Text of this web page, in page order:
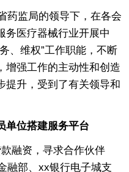
监局的领导下，在各会
务医疗器械行业开展中
、维权”工作职能，不断
增强工作的主动性和创造
提升，受到了有关领导和
位搭建服务平台
融资，寻求合作伙伴
融部、xx银行电子城支